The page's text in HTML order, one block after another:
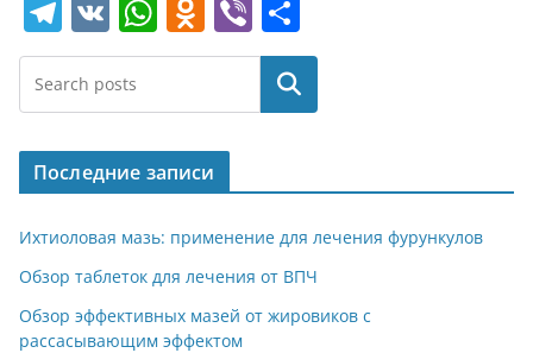
T
el
e
gr
a
m
V
K
W
h
s
A
p
p
O
d
o
kl
a
ss
ni
ki
Vi
b
er
т
п
р
в
и
т
ь
Поиск
Последние записи
Ихтиоловая мазь: применение для лечения фурункулов
Обзор таблеток для лечения от ВПЧ
Обзор эффективных мазей от жировиков с
рассасывающим эффектом